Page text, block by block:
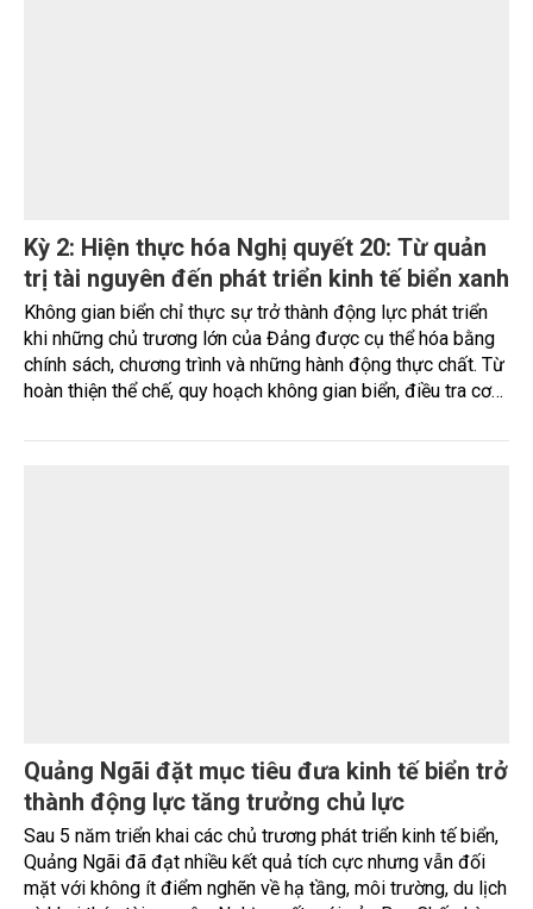
Hàng trăm hộ dân mòn mỏi chờ nước sạch
Nguồn nước máy thường xuyên bị đục, nhiễm phèn khiến
hàng trăm hộ dân tại xã Bình Sơn (tỉnh Quảng Ngãi) phải
mua nước đóng bình và lắp đặt thêm thiết bị lọc để sử
dụng. Sau hơn 20 năm vận hành, hệ thống cấp nước tập
trung đã xuống cấp, không còn đáp ứng yêu cầu xử lý
Kỳ 2: Hiện thực hóa Nghị quyết 20: Từ quản
trị tài nguyên đến phát triển kinh tế biển xanh
Không gian biển chỉ thực sự trở thành động lực phát triển
khi những chủ trương lớn của Đảng được cụ thể hóa bằng
chính sách, chương trình và những hành động thực chất. Từ
hoàn thiện thể chế, quy hoạch không gian biển, điều tra cơ